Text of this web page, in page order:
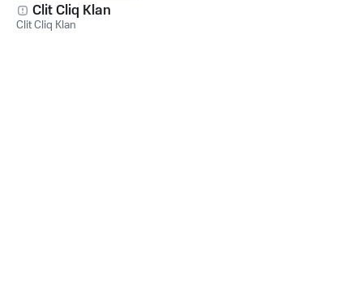
Clit Cliq Klan
Clit Cliq Klan